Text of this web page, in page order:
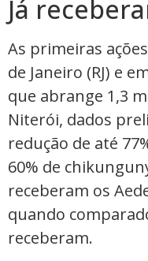
Já
As primeiras
de Janeiro (RJ) e
que abrange 1,3
Niterói, dados
redução de até
60% de
receberam os
quando
receberam.